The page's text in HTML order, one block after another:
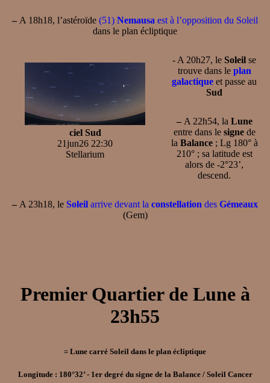
– A 18h18, l’astéroïde (51) Nemausa est à l’opposition du Soleil
dans le plan écliptique
ciel Sud
21jun26 22:30
Stellarium
- A 20h27, le Soleil se
trouve dans le plan
galactique et passe au
Sud
–A 22h54, la Lune
entre dans le signede
la Balance; Lg 180° à
210° ; sa latitude est
alors de -2°23’,
descend.
– A 23h18, le Soleil arrive devant la constellation des Gémeaux
(Gem)
Premier Quartier de Lune à
23h55
= Lune carré Soleil dans le plan écliptique
Longitude : 180°32’ - 1er degré du signe de la Balance / Soleil Cancer